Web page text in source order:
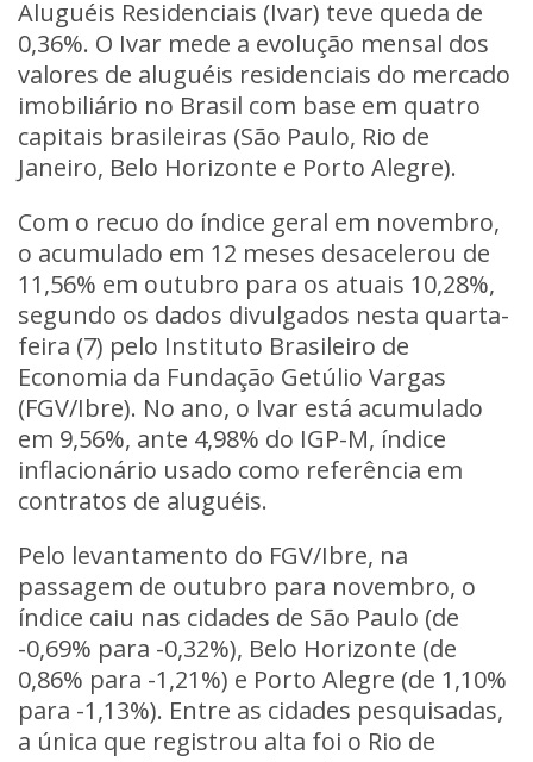
Aluguéis Residenciais (Ivar) teve queda de
0,36%. O Ivar mede a evolução mensal dos
valores de aluguéis residenciais do mercado
imobiliário no Brasil com base em quatro
capitais brasileiras (São Paulo, Rio de
Janeiro, Belo Horizonte e Porto Alegre).
Com o recuo do índice geral em novembro,
o acumulado em 12 meses desacelerou de
11,56% em outubro para os atuais 10,28%,
segundo os dados divulgados nesta quarta-
feira (7) pelo Instituto Brasileiro de
Economia da Fundação Getúlio Vargas
(FGV/Ibre). No ano, o Ivar está acumulado
em 9,56%, ante 4,98% do IGP-M, índice
inflacionário usado como referência em
contratos de aluguéis.
Pelo levantamento do FGV/Ibre, na
passagem de outubro para novembro, o
índice caiu nas cidades de São Paulo (de
-0,69% para -0,32%), Belo Horizonte (de
0,86% para -1,21%) e Porto Alegre (de 1,10%
para -1,13%). Entre as cidades pesquisadas,
a única que registrou alta foi o Rio de